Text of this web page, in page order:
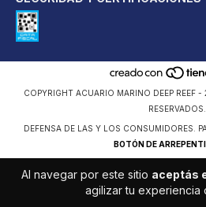
Al navegar por este sitio aceptás
agilizar tu experiencia
COPYRIGHT ACUARIO MARINO DEEP REEF
RESERVADOS.
DEFENSA DE LAS Y LOS CONSUMIDORES.
BOTÓN DE